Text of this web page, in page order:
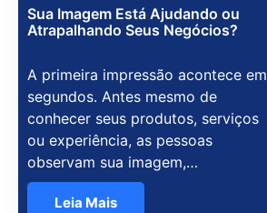
Sua Imagem Está Ajudando ou
Atrapalhando Seus Negócios?
A primeira impressão acontece em
segundos. Antes mesmo de
conhecer seus produtos, serviços
ou experiência, as pessoas
observam sua imagem,…
Leia Mais